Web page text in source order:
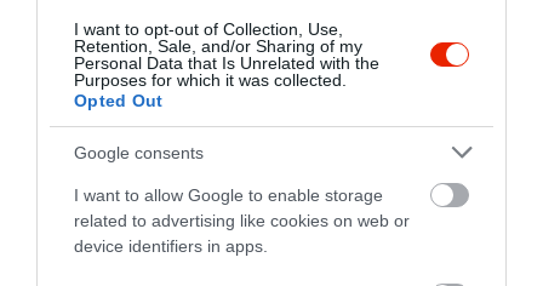
I want to opt-out of Collection, Use,
Retention, Sale, and/or Sharing of my
Personal Data that Is Unrelated with the
Purposes for which it was collected.
Opted Out
Google consents
I want to allow Google to enable storage
related to advertising like cookies on web or
device identifiers in apps.
Szendrei Zsolt
2021. Augusztus 7.
Városnéző vonattal mentünk, a
város szélén láttuk az éttermet.
is kimentünk, megérte.
Figyelmesek, gyorsak a
pincérek, az ételek finomak,
ízletesek. Többször többen
ebédeltünk itt, mindenkinek